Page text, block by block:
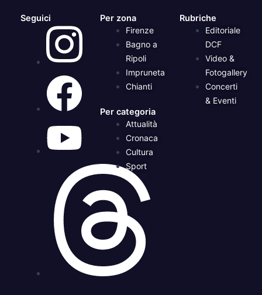
Seguici Per zona
Firenze
Bagno a
Ripoli
Impruneta
Chianti
Per categoria
Attualità
Cronaca
Cultura
Sport
Rubriche
Editoriale
DCF
Video &
Fotogallery
Concerti
& Eventi